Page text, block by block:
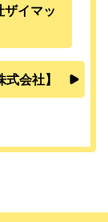
イマッ
会社】